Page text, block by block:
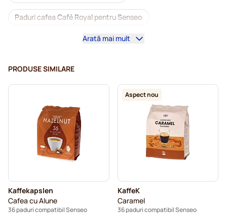
Paduri cafea Café Royal pentru Senseo
Accesorii pentru Senseo®
Detartrare și întreținere pentru Senseo
Paduri cafea Segafredo pentru Senseo
Paduri cafea Café Royal pentru Senseo
Paduri pentru Senseo®
Paduri cafea Friele pentru Senseo
Arată mai mult
PRODUSE SIMILARE
Kaffekapslen
Cafea cu Alune
36 paduri compatibil Senseo
Aspect nou
KaffeK
Caramel
36 paduri compatibil Senseo